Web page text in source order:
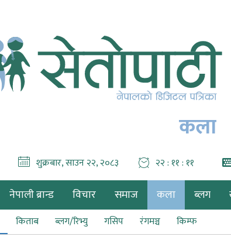
कला
शुक्रबार, साउन २२, २०८३ २२ : ११ : १२
नेपाली ब्रान्ड विचार समाज कला ब्लग
किताब ब्लग/रिभ्यु गसिप रंगमञ्च किम्फ